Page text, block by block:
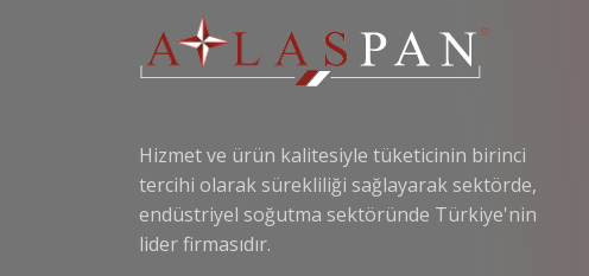
Hizmet ve ürün kalitesiyle tüketicinin birinci
tercihi olarak sürekliliği sağlayarak sektörde,
endüstriyel soğutma sektöründe Türkiye'nin
lider firmasıdır.